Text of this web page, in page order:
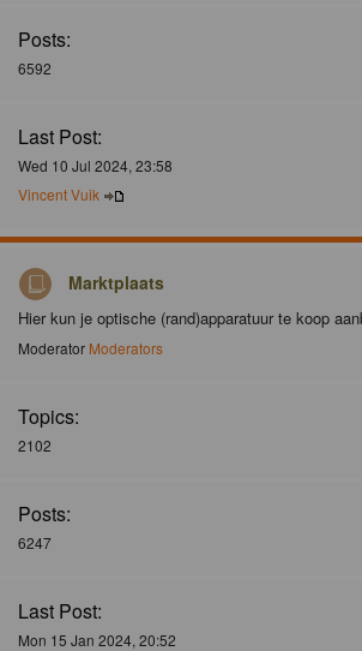
Posts:
6592
Last Post:
Wed 10 Jul 2024, 23:58
Vincent Vuik
Marktplaats
Hier kun je optische (rand)apparatuur te koop
Moderator Moderators
Topics:
2102
Posts:
6247
Last Post:
Mon 15 Jan 2024, 20:52